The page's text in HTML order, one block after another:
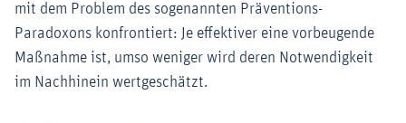
mit dem Problem des sogenannten Präventions-
Paradoxons konfrontiert: Je effektiver eine vorbeugende
Maßnahme ist, umso weniger wird deren Notwendigkeit
im Nachhinein wertgeschätzt.